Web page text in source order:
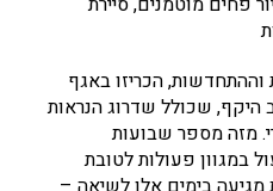
הכריזו באגף
היקף, שכולל שדרוג הנראות
מזה מספר שבועות
במגוון פעולות לטובת